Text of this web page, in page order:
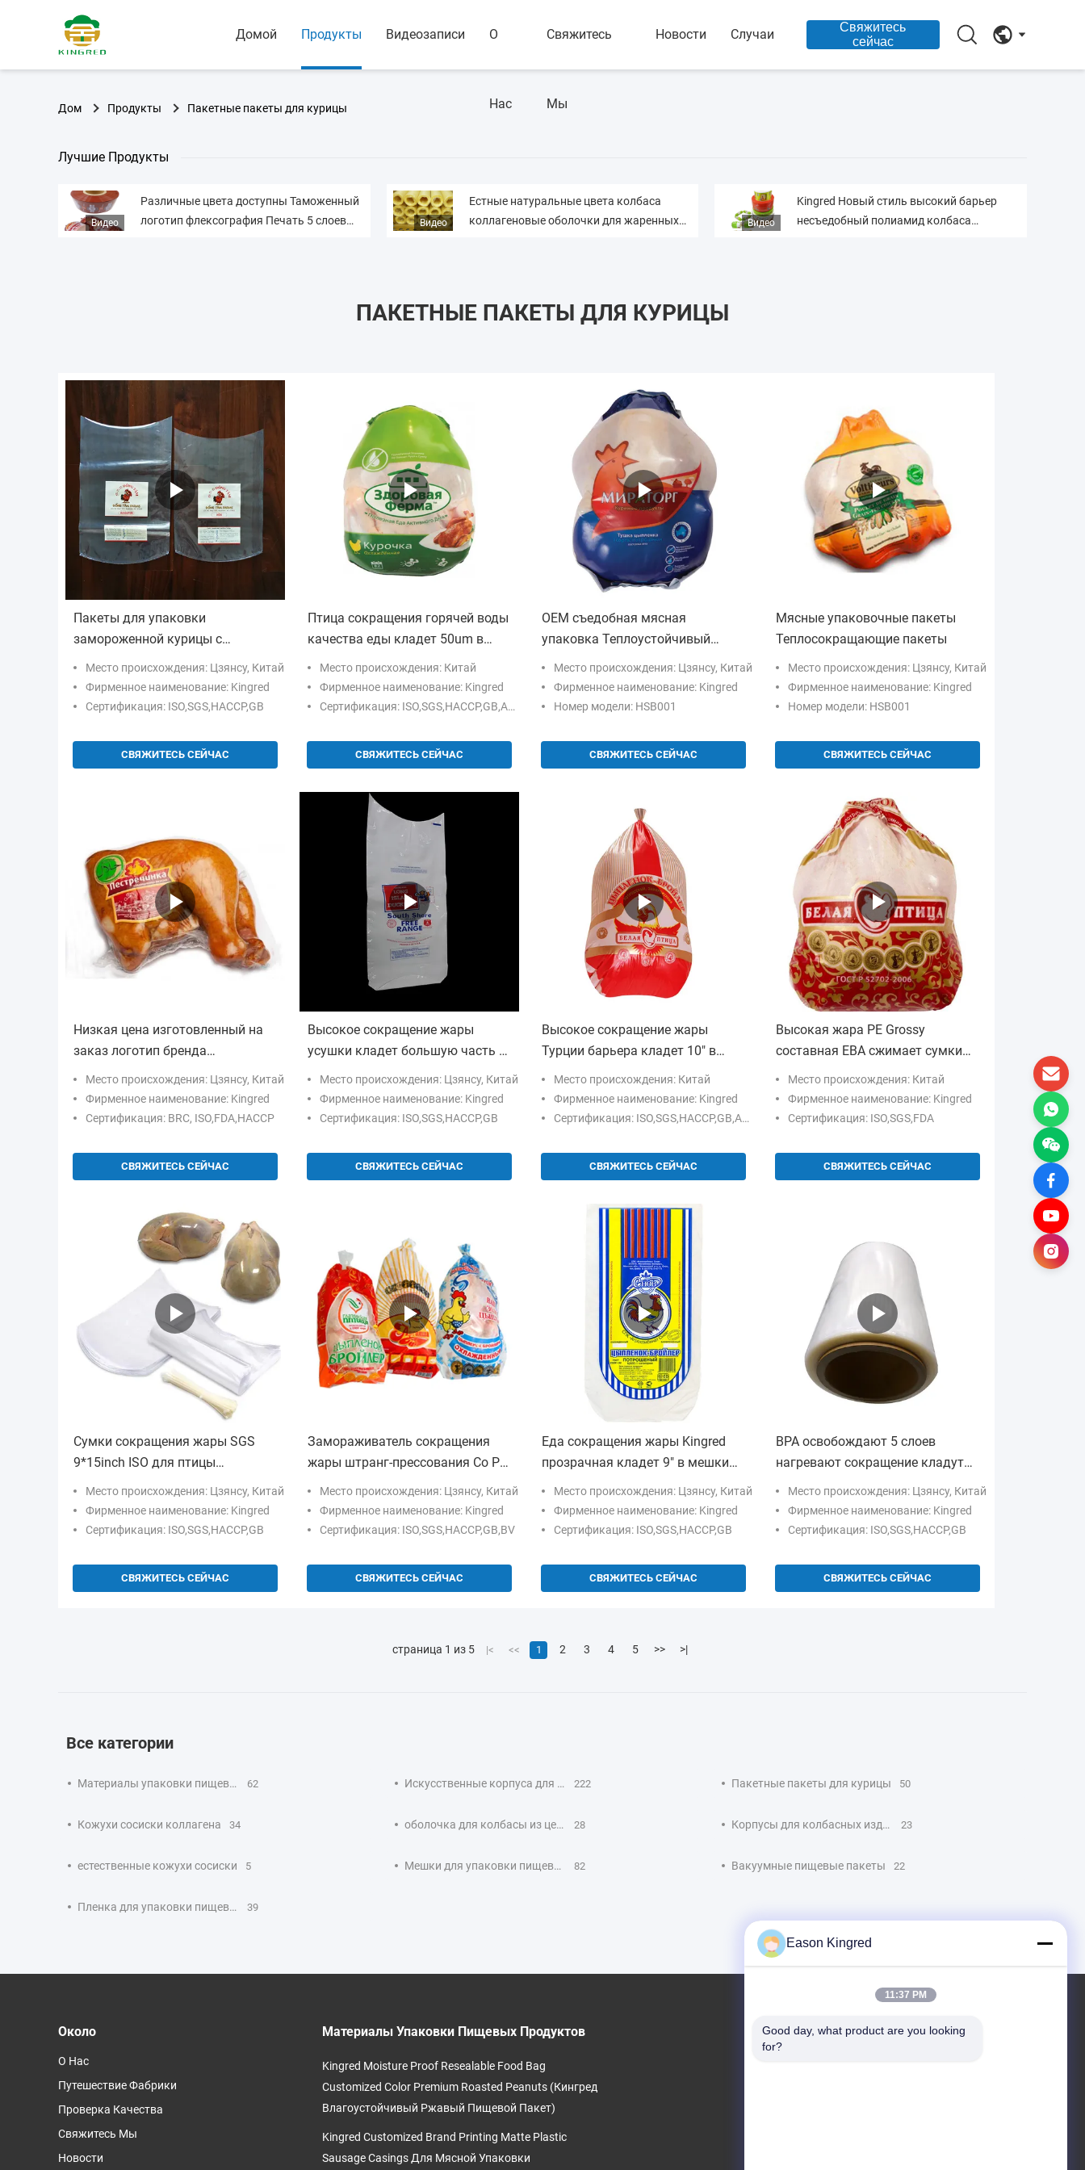
Домой Продукты Видеозаписи О
Нас
Свяжитесь
Мы
Новости Случаи
Свяжитесь
сейчас
Дом Продукты Пакетные пакеты для курицы
Лучшие Продукты
Видео
Различные цвета доступны Таможенный
логотип флексография Печать 5 слоев
Видео
Естные натуральные цвета колбаса
коллагеновые оболочки для жаренных
Видео
Kingred Новый стиль высокий барьер
несъедобный полиамид колбаса
ПАКЕТНЫЕ ПАКЕТЫ ДЛЯ КУРИЦЫ
Пакеты для упаковки
замороженной курицы с
логотипом, высокая усадка
Место происхождения: Цзянсу, Китай
Фирменное наименование: Kingred
Сертификация: ISO,SGS,HACCP,GB
СВЯЖИТЕСЬ СЕЙЧАС
Птица сокращения горячей воды
качества еды кладет 50um в
мешки 55um ЕВА PE Co
прессовало
Место происхождения: Китай
Фирменное наименование: Kingred
Сертификация: ISO,SGS,HACCP,GB,ASTM
СВЯЖИТЕСЬ СЕЙЧАС
OEM съедобная мясная
упаковка Теплоустойчивый
мешок для птицеводства
вакуумная упаковка
Место происхождения: Цзянсу, Китай
Фирменное наименование: Kingred
Номер модели: HSB001
СВЯЖИТЕСЬ СЕЙЧАС
Мясные упаковочные пакеты
Теплосокращающие пакеты
Место происхождения: Цзянсу, Китай
Фирменное наименование: Kingred
Номер модели: HSB001
СВЯЖИТЕСЬ СЕЙЧАС
Низкая цена изготовленный на
заказ логотип бренда
термоусадочный пластиковый
пакет для вакуумной упаковки
мяса птицы
Место происхождения: Цзянсу, Китай
Фирменное наименование: Kingred
Сертификация: BRC, ISO,FDA,HACCP
СВЯЖИТЕСЬ СЕЙЧАС
Высокое сокращение жары
усушки кладет большую часть в
мешки сумок сокращения птицы
225mm*400mm
Место происхождения: Цзянсу, Китай
Фирменное наименование: Kingred
Сертификация: ISO,SGS,HACCP,GB
СВЯЖИТЕСЬ СЕЙЧАС
Высокое сокращение жары
Турции барьера кладет 10" в
мешки» Multi слои *16
Место происхождения: Китай
Фирменное наименование: Kingred
Сертификация: ISO,SGS,HACCP,GB,ASTM
СВЯЖИТЕСЬ СЕЙЧАС
Высокая жара PE Grossy
составная ЕВА сжимает сумки
для ширины еды 100-650mm
Место происхождения: Китай
Фирменное наименование: Kingred
Сертификация: ISO,SGS,FDA
СВЯЖИТЕСЬ СЕЙЧАС
Сумки сокращения жары SGS
9*15inch ISO для птицы
прозрачной
Место происхождения: Цзянсу, Китай
Фирменное наименование: Kingred
Сертификация: ISO,SGS,HACCP,GB
СВЯЖИТЕСЬ СЕЙЧАС
Замораживатель сокращения
жары штранг-прессования Co PE
PVDC кладет влагостойкое в
мешки
Место происхождения: Цзянсу, Китай
Фирменное наименование: Kingred
Сертификация: ISO,SGS,HACCP,GB,BV
СВЯЖИТЕСЬ СЕЙЧАС
Еда сокращения жары Kingred
прозрачная кладет 9" в мешки
*15» не токсическое
Место происхождения: Цзянсу, Китай
Фирменное наименование: Kingred
Сертификация: ISO,SGS,HACCP,GB
СВЯЖИТЕСЬ СЕЙЧАС
BPA освобождают 5 слоев
нагревают сокращение кладут
все сумки в мешки обруча
сокращения птицы 45um
Место происхождения: Цзянсу, Китай
Фирменное наименование: Kingred
Сертификация: ISO,SGS,HACCP,GB
СВЯЖИТЕСЬ СЕЙЧАС
страница 1 из 5 |< << 1 2 3 4 5 >> >|
Все категории
Материалы упаковки пищевых продуктов 62 Искусственные корпуса для колбас 222 Пакетные пакеты для курицы 50
Кожухи сосиски коллагена 34 оболочка для колбасы из целлюлозы 28 Корпусы для колбасных изделий из ПВДС 23
естественные кожухи сосиски 5 Мешки для упаковки пищевых продуктов 82 Вакуумные пищевые пакеты 22
Пленка для упаковки пищевых продуктов 39
Около
О Нас
Путешествие Фабрики
Проверка Качества
Свяжитесь Мы
Новости
Материалы Упаковки Пищевых Продуктов
Kingred Moisture Proof Resealable Food Bag
Customized Color Premium Roasted Peanuts (Кингред
Влагоустойчивый Ржавый Пищевой Пакет)
Kingred Customized Brand Printing Matte Plastic
Sausage Casings Для Мясной Упаковки
Искусственные Корпуса Для Колбас
Eason Kingred
11:37 PM
Good day, what product are you looking
for?